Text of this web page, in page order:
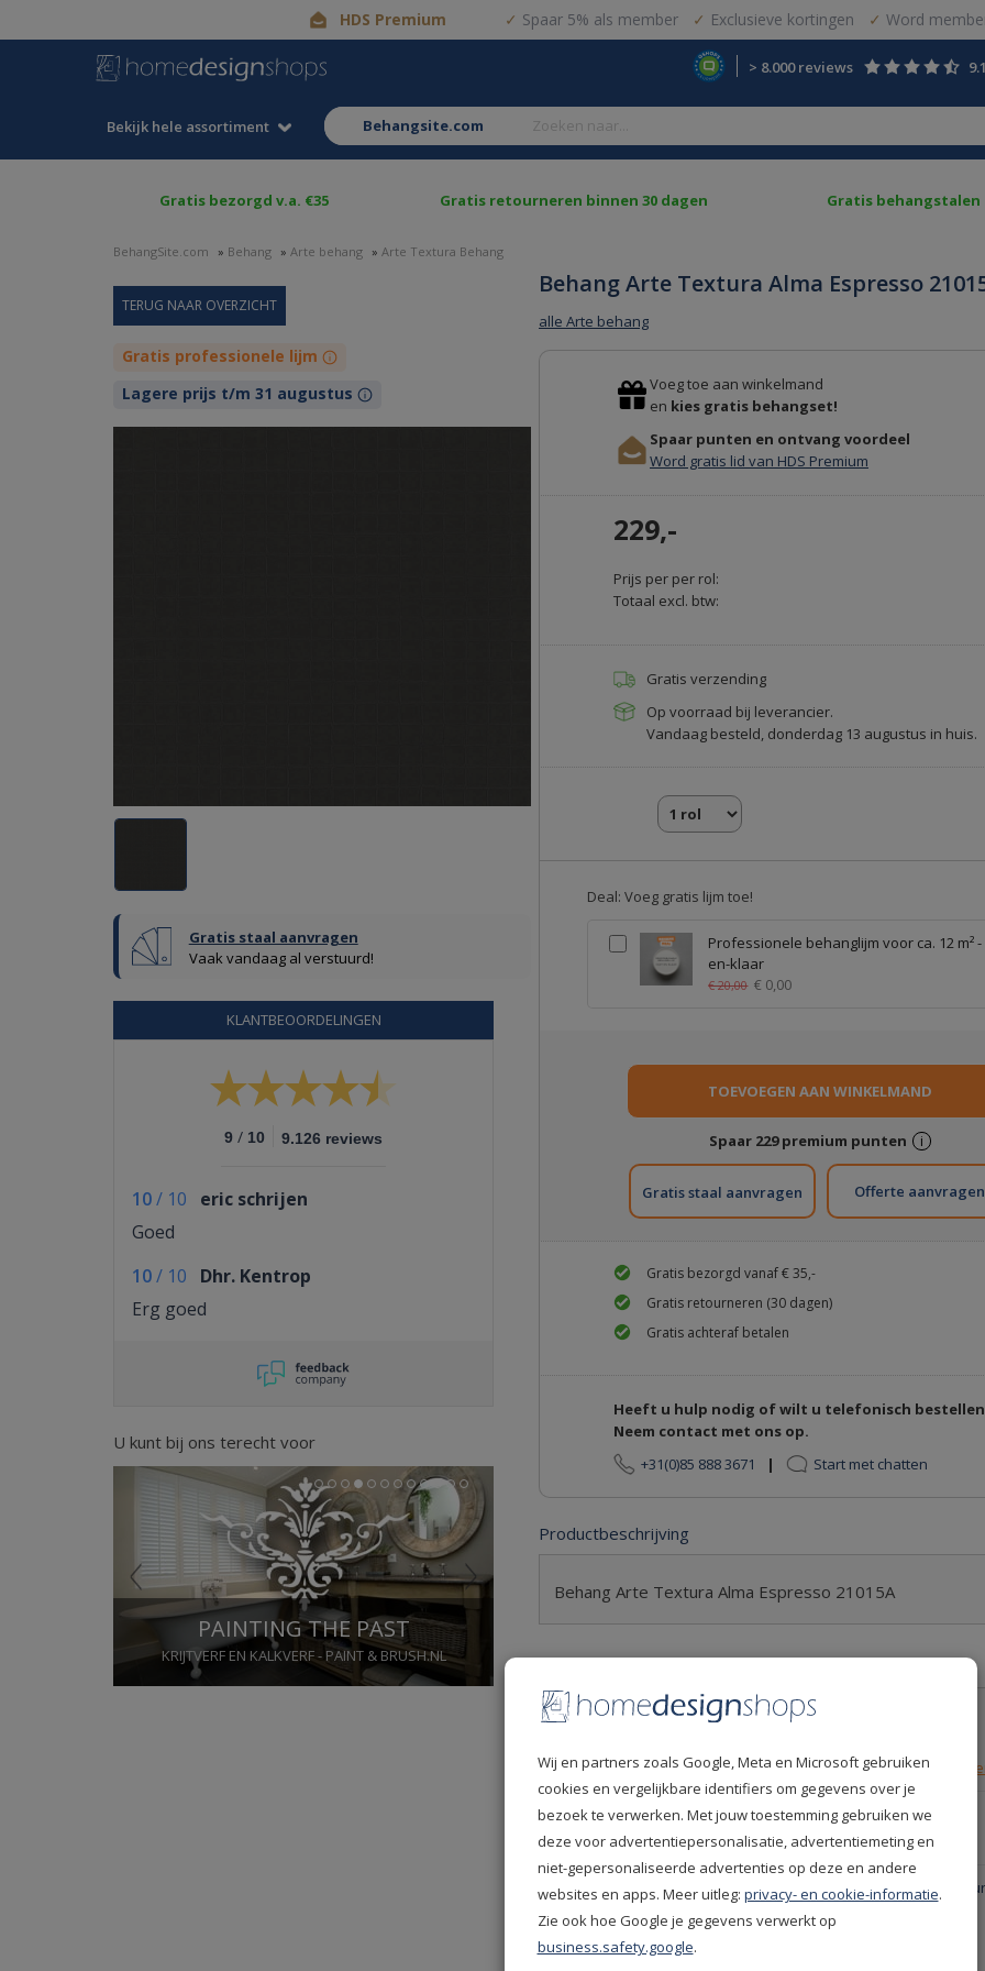
HDS Premium Spaar 5% als member Exclusieve kortingen Word
> 8.000 reviews
Bekijk hele assortiment behangsite.com
Gratis bezorgd v.a. €35 Gratis retourneren binnen 30 dagen Gratis behangstalen
BehangSite.com » Behang » Arte behang » Arte Textura Behang
Behang Arte Textura Alma Espresso
alle Arte behang
Gratis professionele lijm
Lagere prijs t/m 31 augustus
Gratis staal aanvragen
Vaak vandaag al verstuurd!
KLANTBEOORDELINGEN
9 / 10 9.126 reviews
10/ 10
eric schrijen
Goed
10/ 10
Dhr. Kentrop
Erg goed
U kunt bij ons terecht voor
GORDIJNRAILS OP MAAT
GORDIJNROEDEN EN RAILS - RAILSOPMAAT.NL
Previous Next
1 2 3 4 5 6 7 8 9 10 1112
Voeg toe aan winkelmand
en kies gratis behangset!
Spaar punten en ontvang voordeel
Word gratis lid van HDS Premium
229,-
Prijs per per rol:
Totaal excl. btw:
Gratis verzending
Op voorraad bij leverancier.
Vandaag besteld, donderdag 13 augustus in huis.
Deal: Voeg gratis lijm toe!
Professionele behanglijm voor ca. 12 m²
en-klaar
€ 20,00 € 0,00
Spaar 229premium punten i
Gratis staal aanvragen
Gratis bezorgd vanaf € 35,-
Gratis retourneren (30 dagen)
Gratis achteraf betalen
Heeft u hulp nodig of wilt u telefonisch
Neem contact met ons op.
+31(0)85 888 3671
| Start met chatten
Productbeschrijving
Behang Arte Textura Alma Espresso 21015A
Levertijd
Retourvoorwaarden
30 dagen gratis
Productcode
21015A
EAN
5414917173293
Productgroep
Arte behang - Arte
Kleur
Zwart
Merken
Wij en partners zoals Google, Meta en Microsoft gebruiken
cookies en vergelijkbare identifiers om gegevens over je
bezoek te verwerken. Met jouw toestemming gebruiken we
deze voor advertentiepersonalisatie, advertentiemeting en
niet-gepersonaliseerde advertenties op deze en andere
websites en apps. Meer uitleg: privacy- en cookie-informatie.
Zie ook hoe Google je gegevens verwerkt op
business.safety.google.